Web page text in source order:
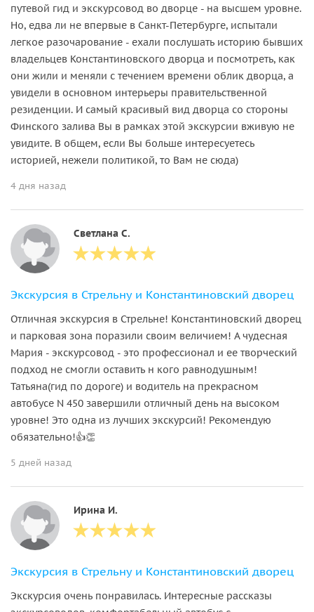
путевой гид и экскурсовод во дворце - на высшем уровне.
Но, едва ли не впервые в Санкт-Петербурге, испытали
легкое разочарование - ехали послушать историю бывших
владельцев Константиновского дворца и посмотреть, как
они жили и меняли с течением времени облик дворца, а
увидели в основном интерьеры правительственной
резиденции. И самый красивый вид дворца со стороны
Финского залива Вы в рамках этой экскурсии вживую не
увидите. В общем, если Вы больше интересуетесь
историей, нежели политикой, то Вам не сюда)
4 дня назад
Светлана С.
Экскурсия в Стрельну и Константиновский дворец
Отличная экскурсия в Стрельне! Константиновский дворец
и парковая зона поразили своим величием! А чудесная
Мария - экскурсовод - это профессионал и ее творческий
подход не смогли оставить н кого равнодушным!
Татьяна(гид по дороге) и водитель на прекрасном
автобусе N 450 завершили отличный день на высоком
уровне! Это одна из лучших экскурсий! Рекомендую
обязательно!👍👏
5 дней назад
Ирина И.
Экскурсия в Стрельну и Константиновский дворец
Экскурсия очень понравилась. Интересные рассказы